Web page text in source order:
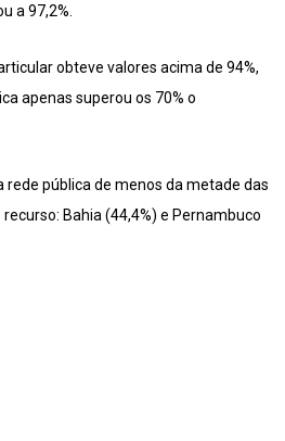
a 97,2%.
obteve valores acima de 94%,
apenas superou os 70% o
rede pública de menos da metade das
Bahia (44,4%) e Pernambuco